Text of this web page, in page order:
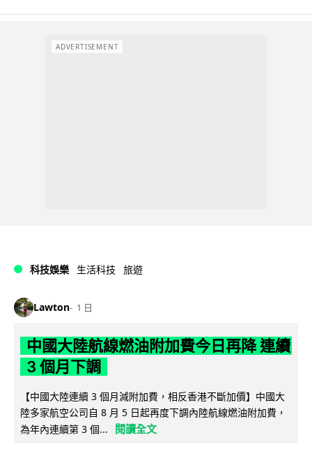
ADVERTISEMENT
科技娛樂 生活科技 旅遊
Lawton 1 日
中國大陸航線燃油附加費今日再降 連續
3 個月下調
【中國大陸連續 3 個月減附加費，相反香港不斷加價】中國大
陸多家航空公司自 8 月 5 日起再度下調內陸航線燃油附加費，
為年內連續第 3 個...
閱讀全文